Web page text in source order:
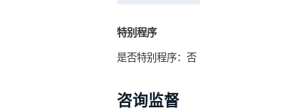
特别程序
是否特别程序：否
咨询监督